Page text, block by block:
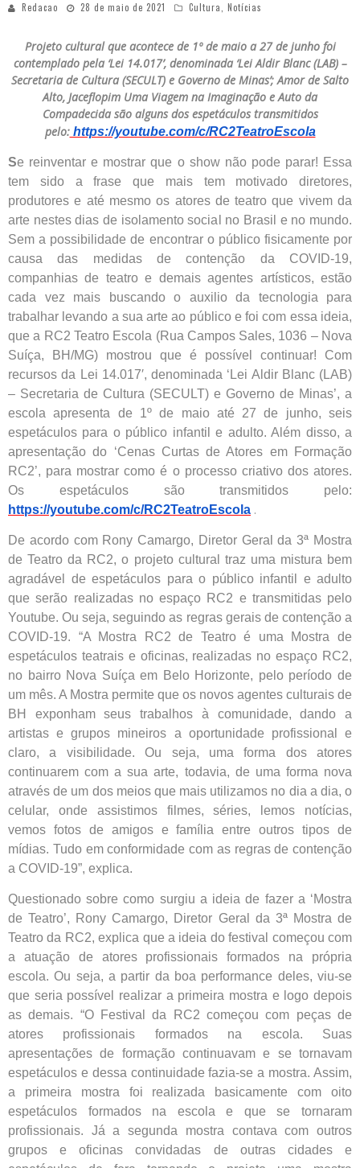
Redacao 28 de maio de 2021 Cultura Notícias
Projeto cultural que acontece de 1º de maio a 27 de junho foi
contemplado pela ‘Lei 14.017’, denominada ‘Lei Aldir Blanc (LAB) –
Secretaria de Cultura (SECULT) e Governo de Minas’; Amor de Salto
Alto, Jaceflopim Uma Viagem na Imaginação e Auto da
Compadecida são alguns dos espetáculos transmitidos
pelo:https://youtube.com/c/RC2TeatroEscola
Se reinventar e mostrar que o show não pode parar! Essa
tem sido a frase que mais tem motivado diretores,
produtores e até mesmo os atores de teatro que vivem da
arte nestes dias de isolamento social no Brasil e no mundo.
Sem a possibilidade de encontrar o público fisicamente por
causa das medidas de contenção da COVID-19,
companhias de teatro e demais agentes artísticos, estão
cada vez mais buscando o auxilio da tecnologia para
trabalhar levando a sua arte ao público e foi com essa ideia,
que a RC2 Teatro Escola (Rua Campos Sales, 1036 – Nova
Suíça, BH/MG) mostrou que é possível continuar! Com
recursos da Lei 14.017′, denominada ‘Lei Aldir Blanc (LAB)
– Secretaria de Cultura (SECULT) e Governo de Minas’, a
escola apresenta de 1º de maio até 27 de junho, seis
espetáculos para o público infantil e adulto. Além disso, a
apresentação do ‘Cenas Curtas de Atores em Formação
RC2’, para mostrar como é o processo criativo dos atores.
Os espetáculos são transmitidos pelo:
https://youtube.com/c/RC2TeatroEscola .
De acordo com Rony Camargo, Diretor Geral da 3ª Mostra
de Teatro da RC2, o projeto cultural traz uma mistura bem
agradável de espetáculos para o público infantil e adulto
que serão realizadas no espaço RC2 e transmitidas pelo
Youtube. Ou seja, seguindo as regras gerais de contenção a
COVID-19. “A Mostra RC2 de Teatro é uma Mostra de
espetáculos teatrais e oficinas, realizadas no espaço RC2,
no bairro Nova Suíça em Belo Horizonte, pelo período de
um mês. A Mostra permite que os novos agentes culturais de
BH exponham seus trabalhos à comunidade, dando a
artistas e grupos mineiros a oportunidade profissional e
claro, a visibilidade. Ou seja, uma forma dos atores
continuarem com a sua arte, todavia, de uma forma nova
através de um dos meios que mais utilizamos no dia a dia, o
celular, onde assistimos filmes, séries, lemos notícias,
vemos fotos de amigos e família entre outros tipos de
mídias. Tudo em conformidade com as regras de contenção
a COVID-19”, explica.
Questionado sobre como surgiu a ideia de fazer a ‘Mostra
de Teatro’, Rony Camargo, Diretor Geral da 3ª Mostra de
Teatro da RC2, explica que a ideia do festival começou com
a atuação de atores profissionais formados na própria
escola. Ou seja, a partir da boa performance deles, viu-se
que seria possível realizar a primeira mostra e logo depois
as demais. “O Festival da RC2 começou com peças de
atores profissionais formados na escola. Suas
apresentações de formação continuavam e se tornavam
espetáculos e dessa continuidade fazia-se a mostra. Assim,
a primeira mostra foi realizada basicamente com oito
espetáculos formados na escola e que se tornaram
profissionais. Já a segunda mostra contava com outros
grupos e oficinas convidadas de outras cidades e